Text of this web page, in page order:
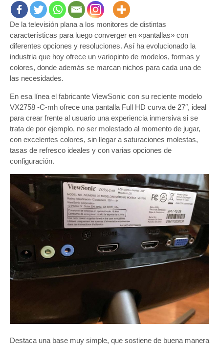
C-
mh
y
una
inmersiva
no
solo
para
gamers
De la televisión plana a los monitores de distintas
características para luego converger en «pantallas» con
diferentes opciones y resoluciones. Así ha evolucionado la
industria que hoy ofrece un variopinto de modelos, formas y
colores, donde además se marcan nichos para cada una de
las necesidades.
En esa línea el fabricante ViewSonic con su reciente modelo
VX2758 -C-mh ofrece una pantalla Full HD curva de 27″, ideal
para crear frente al usuario una experiencia inmersiva si se
trata de por ejemplo, no ser molestado al momento de jugar,
con excelentes colores, sin llegar a saturaciones molestas,
tasas de refresco ideales y con varias opciones de
configuración.
Destaca una base muy simple, que sostiene de buena manera